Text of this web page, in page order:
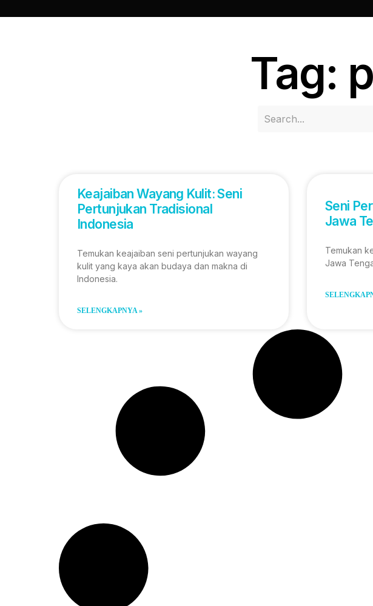
Tag:
Keajaiban Wayang Kulit: Seni
Pertunjukan Tradisional
Indonesia
Temukan keajaiban seni pertunjukan wayang
kulit yang kaya akan budaya dan makna di
Indonesia.
SELENGKAPNYA »
Seni
Jawa
Temukan
Jawa